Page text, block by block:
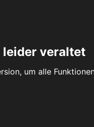
leider veraltet
um alle